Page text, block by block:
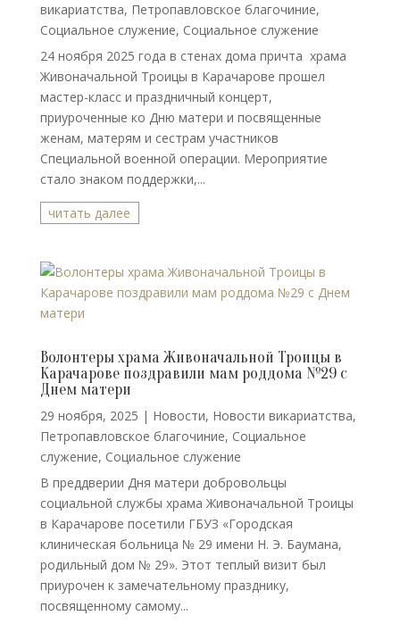
викариатства, Петропавловское благочиние,
Социальное служение, Социальное служение
24 ноября 2025 года в стенах дома причта храма
Живоначальной Троицы в Карачарове прошел
мастер-класс и праздничный концерт,
приуроченные ко Дню матери и посвященные
женам, матерям и сестрам участников
Специальной военной операции. Мероприятие
стало знаком поддержки,...
читать далее
Волонтеры храма Живоначальной Троицы в
Карачарове поздравили мам роддома №29 с
Днем матери
29 ноября, 2025 | Новости, Новости викариатства,
Петропавловское благочиние, Социальное
служение, Социальное служение
В преддверии Дня матери добровольцы
социальной службы храма Живоначальной Троицы
в Карачарове посетили ГБУЗ «Городская
клиническая больница № 29 имени Н. Э. Баумана,
родильный дом № 29». Этот теплый визит был
приурочен к замечательному празднику,
посвященному самому...